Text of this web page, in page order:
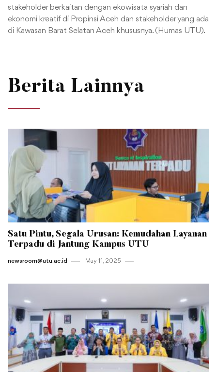
stakeholder berkaitan dengan ekowisata syariah dan
ekonomi kreatif di Propinsi Aceh dan stakeholder yang ada
di Kawasan Barat Selatan Aceh khususnya. (Humas UTU).
Berita Lainnya
Satu Pintu, Segala Urusan: Kemudahan Layanan
Terpadu di Jantung Kampus UTU
newsroom@utu.ac.id May 11 , 2025